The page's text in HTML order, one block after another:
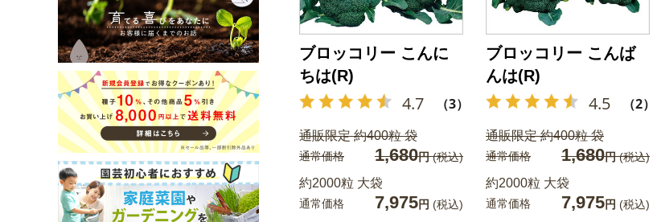
ブロッコリー こんに
ちは(R)
4.7 （3）
通販限定 約400粒 袋
通常価格 1,680円(税込)
約2000粒 大袋
通常価格 7,975円 (税込)
ブロッコリー こんば
んは(R)
4.5 （2）
通販限定 約400粒 袋
通常価格 1,680円(税込)
約2000粒 大袋
通常価格 7,975円 (税込)